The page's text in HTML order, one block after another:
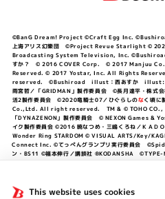
This website uses cookies
©BanG Dream! Project ©Craft Egg Inc.
上海アリス幻樂団 ©Project Revue Starlight ©
Broadcasting System Television, Inc. ©Bushiroad
すか？ © 2016 COVER Corp. © 2017 Manjuu
Reserved. © 2017 Yostar, Inc. All Rights
reserved. ©Bushiroad illust：西あすか illust: や
雨宮哲／「GRIDMAN」製作委員会 ©長月達平・株式
活2製作委員会 ©2020竜騎士07／ひぐらしのなく頃
Co.,Ltd. All right reserved. TM & © TOHO CO.,
「DYNAZENON」製作委員会 © NEXON Games &
イク製作委員会 ©2016 暁なつめ・三嶋くろね／ＫＡＤ
Wonder Ring STARDOM © VISUAL ARTS/Key/
Connect Inc. ©てっぺんグランプリ実行委員会
ン・BS11 ©福本伸行／講談社 ®KODANSHA
©中村力斗・野澤ゆき子／集英社・君のことが大大大大